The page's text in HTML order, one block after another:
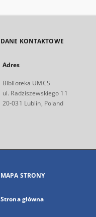
DANE KONTAKTOWE
Adres
Biblioteka UMCS
ul. Radziszewskiego 11
20-031 Lublin, Poland
MAPA STRONY
Strona główna